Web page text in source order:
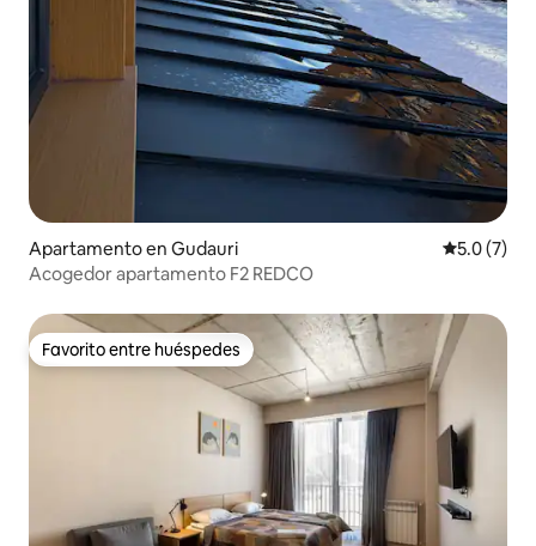
Apartamento en Gudauri
5.0 (7)
Acogedor apartamento F2 REDCO
Favorito entre huéspedes
Favorito entre huéspedes